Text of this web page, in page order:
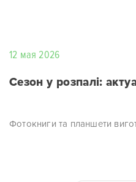
12 мая 2026
Сезон у розпалі:
Фотокниги та планшети